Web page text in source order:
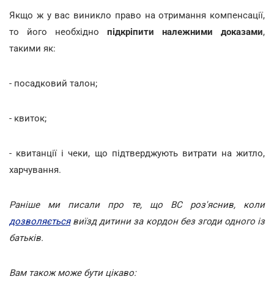
Якщо ж у вас виникло право на отримання компенсації,
то його необхідно підкріпити належними доказами,
такими як:
- посадковий талон;
- квиток;
- квитанції і чеки, що підтверджують витрати на житло,
харчування.
Раніше ми писали про те, що ВС роз'яснив, коли
дозволяєтьсявиїзд дитини за кордон без згоди одного із
батьків.
Вам також може бути цікаво: